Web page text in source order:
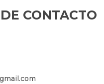
CONTACTO